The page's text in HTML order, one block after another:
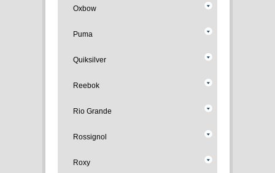
Oxbow
Puma
Quiksilver
Reebok
Rio Grande
Rossignol
Roxy